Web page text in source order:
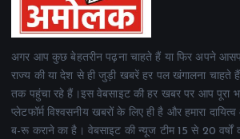
अगर आप कुछ बेहतरीन पढ़ना चाहते हैं या फिर अपने
राज्य की या देश से ही जुड़ी खबरें हर पल खंगालना चाहते
तक पहुंचा रहे हैं।इस वेबसाइट की हर खबर पर आप पूरा
प्लेटफॉर्म विश्वसनीय खबरों के लिए ही है और हमारा
ब-रू कराने का है। वेबसाइट की न्यूज टीम 15 से 20 वर्षों